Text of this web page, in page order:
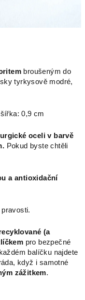
broušeným do
tyrkysově modré,
0,9 cm
oceli v barvě
Pokud byste chtěli
a antioxidační
(a
pro bezpečné
balíčku najdete
když i samotné
zážitkem.